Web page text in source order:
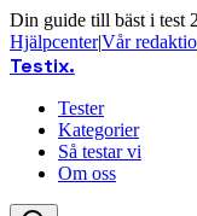
Din guide till bäst i test
Hjälpcenter|Vår
Testix.
Tester
Kategorier
Så testar vi
Om oss